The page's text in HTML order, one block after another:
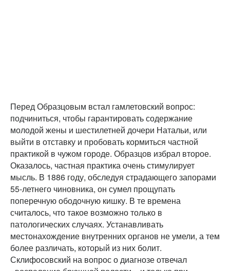
Перед Образцовым встал гамлетовский вопрос:
подчиниться, чтобы гарантировать содержание
молодой жены и шестилетней дочери Натальи, или
выйти в отставку и пробовать кормиться частной
практикой в чужом городе. Образцов избрал второе.
Оказалось, частная практика очень стимулирует
мысль. В 1886 году, обследуя страдающего запорами
55-летнего чиновника, он сумел прощупать
поперечную ободочную кишку. В те времена
считалось, что такое возможно только в
патологических случаях. Устанавливать
местонахождение внутренних органов не умели, а тем
более различать, который из них болит.
Склифосовский на вопрос о диагнозе отвечал